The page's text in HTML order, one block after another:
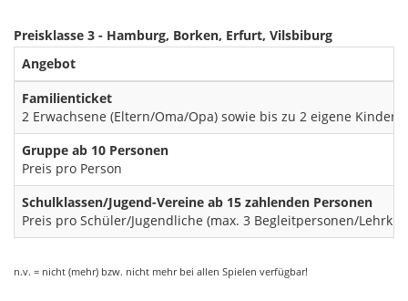
Preisklasse 3 - Hamburg, Borken, Erfurt, Vilsbiburg
Angebot
Familienticket
2 Erwachsene (Eltern/Oma/Opa) sowie bis zu 2 eigene Kinder/
Gruppe ab 10 Personen
Preis pro Person
Schulklassen/Jugend-Vereine ab 15 zahlenden Personen
Preis pro Schüler/Jugendliche (max. 3 Begleitpersonen/
n.v. = nicht (mehr) bzw. nicht mehr bei allen Spielen verfügbar!